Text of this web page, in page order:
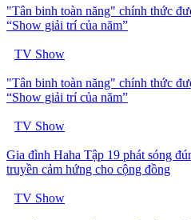
"Tân binh toàn năng" chính thức
“Show giải trí của năm”
TV Show
"Tân binh toàn năng" chính thức
“Show giải trí của năm”
TV Show
Gia đình Haha Tập 19 phát sóng
truyền cảm hứng cho cộng đồng
TV Show